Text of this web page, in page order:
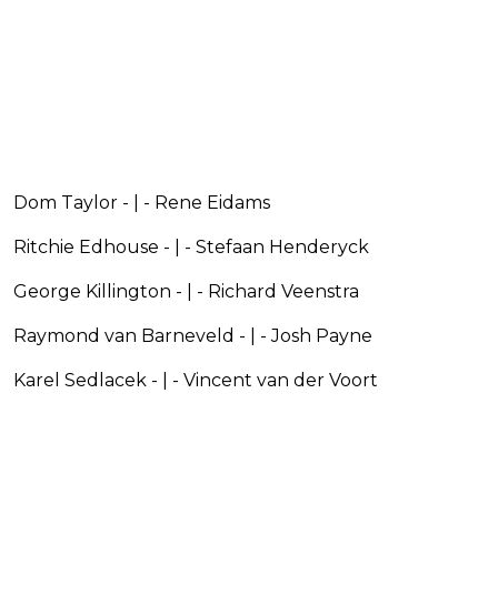
Dom Taylor - | - Rene Eidams
Ritchie Edhouse - | - Stefaan Henderyck
George Killington - | - Richard Veenstra
Raymond van Barneveld - | - Josh Payne
Karel Sedlacek - | - Vincent van der Voort